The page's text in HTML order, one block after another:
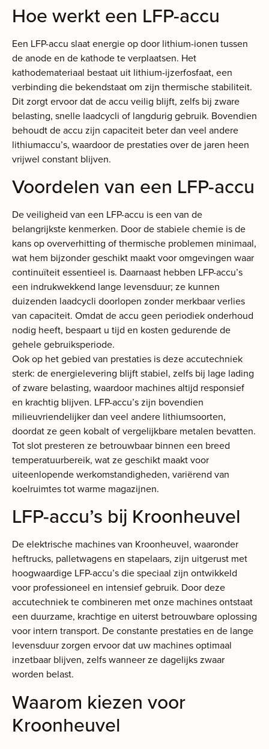
Hoe werkt een LFP-accu
Een LFP-accu slaat energie op door lithium-ionen tussen
de anode en de kathode te verplaatsen. Het
kathodemateriaal bestaat uit lithium-ijzerfosfaat, een
verbinding die bekendstaat om zijn thermische stabiliteit.
Dit zorgt ervoor dat de accu veilig blijft, zelfs bij zware
belasting, snelle laadcycli of langdurig gebruik. Bovendien
behoudt de accu zijn capaciteit beter dan veel andere
lithiumaccu’s, waardoor de prestaties over de jaren heen
vrijwel constant blijven.
Voordelen van een LFP-accu
De veiligheid van een LFP-accu is een van de
belangrijkste kenmerken. Door de stabiele chemie is de
kans op oververhitting of thermische problemen minimaal,
wat hem bijzonder geschikt maakt voor omgevingen waar
continuïteit essentieel is. Daarnaast hebben LFP-accu’s
een indrukwekkend lange levensduur; ze kunnen
duizenden laadcycli doorlopen zonder merkbaar verlies
van capaciteit. Omdat de accu geen periodiek onderhoud
nodig heeft, bespaart u tijd en kosten gedurende de
gehele gebruiksperiode.
Ook op het gebied van prestaties is deze accutechniek
sterk: de energielevering blijft stabiel, zelfs bij lage lading
of zware belasting, waardoor machines altijd responsief
en krachtig blijven. LFP-accu’s zijn bovendien
milieuvriendelijker dan veel andere lithiumsoorten,
doordat ze geen kobalt of vergelijkbare metalen bevatten.
Tot slot presteren ze betrouwbaar binnen een breed
temperatuurbereik, wat ze geschikt maakt voor
uiteenlopende werkomstandigheden, variërend van
koelruimtes tot warme magazijnen.
LFP-accu’s bij Kroonheuvel
De elektrische machines van Kroonheuvel, waaronder
heftrucks, palletwagens en stapelaars, zijn uitgerust met
hoogwaardige LFP-accu’s die speciaal zijn ontwikkeld
voor professioneel en intensief gebruik. Door deze
accutechniek te combineren met onze machines ontstaat
een duurzame, krachtige en uiterst betrouwbare oplossing
voor intern transport. De constante prestaties en de lange
levensduur zorgen ervoor dat uw machines optimaal
inzetbaar blijven, zelfs wanneer ze dagelijks zwaar
worden belast.
Waarom kiezen voor
Kroonheuvel